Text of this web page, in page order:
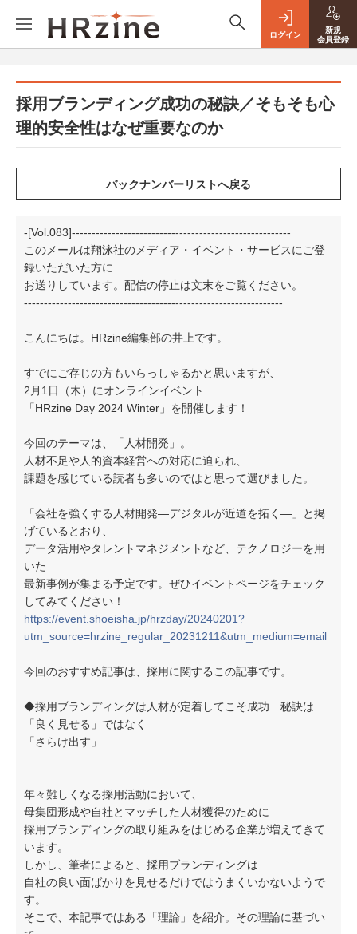
ログイン
新規
会員登録
採用ブランディング成功の秘訣／そもそも心
理的安全性はなぜ重要なのか
-[Vol.083]-------------------------------------------------------
このメールは翔泳社のメディア・イベント・サービスにご登
録いただいた方に
お送りしています。配信の停止は文末をご覧ください。
-----------------------------------------------------------------
こんにちは。HRzine編集部の井上です。
すでにご存じの方もいらっしゃるかと思いますが、
2月1日（木）にオンラインイベント
「HRzine Day 2024 Winter」を開催します！
今回のテーマは、「人材開発」。
人材不足や人的資本経営への対応に迫られ、
課題を感じている読者も多いのではと思って選びました。
「会社を強くする人材開発—デジタルが近道を拓く—」と掲
げているとおり、
データ活用やタレントマネジメントなど、テクノロジーを用
いた
最新事例が集まる予定です。ぜひイベントページをチェック
してみてください！
https://event.shoeisha.jp/hrzday/20240201?
utm_source=hrzine_regular_20231211&utm_medium=email
今回のおすすめ記事は、採用に関するこの記事です。
◆採用ブランディングは人材が定着してこそ成功 秘訣は
「良く見せる」ではなく
「さらけ出す」
年々難しくなる採用活動において、
母集団形成や自社とマッチした人材獲得のために
採用ブランディングの取り組みをはじめる企業が増えてきて
います。
しかし、筆者によると、採用ブランディングは
自社の良い面ばかりを見せるだけではうまくいかないようで
す。
そこで、本記事ではある「理論」を紹介。その理論に基づい